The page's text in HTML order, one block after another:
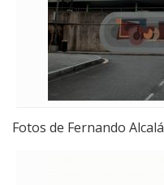
Fotos de Fernando Alcalá